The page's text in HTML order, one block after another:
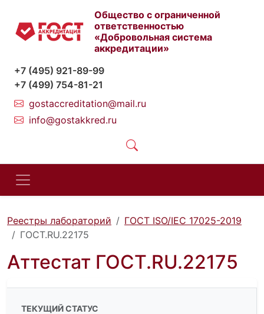
Общество с ограниченной
ответственностью
«Добровольная система
аккредитации»
+7 (495) 921-89-99
+7 (499) 754-81-21
gostaccreditation@mail.ru
info@gostakkred.ru
Реестры лабораторий
ГОСТ ISO/IEC 17025-2019
ГОСТ.RU.22175
Аттестат ГОСТ.RU.22175
ТЕКУЩИЙ СТАТУС